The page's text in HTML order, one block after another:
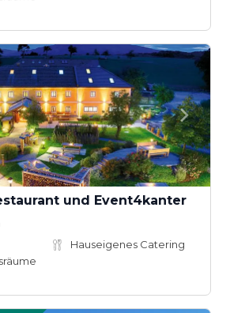
und Event4kanter
Hauseigenes Catering